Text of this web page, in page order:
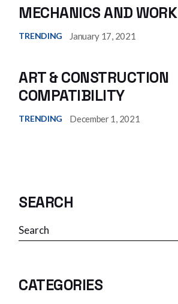
MECHANICS AND WORK
TRENDING January 17, 2021
ART & CONSTRUCTION
COMPATIBILITY
TRENDING December 1, 2021
SEARCH
CATEGORIES